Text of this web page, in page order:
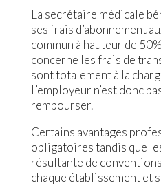
La secrétaire médicale
ses frais d’abonnement
commun à hauteur de
concerne les frais de
sont totalement à la
L’employeur n’est donc
rembourser.
Certains avantages
obligatoires tandis que
résultante de
chaque établissement et